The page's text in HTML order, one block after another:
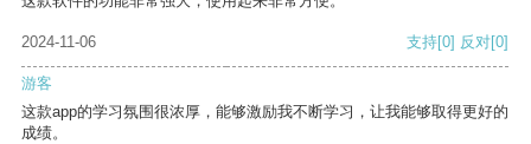
2024-11-06 支持[0] 反对[0]
游客
这款app的学习氛围很浓厚，能够激励我不断学习，让我能够取得更好的
成绩。